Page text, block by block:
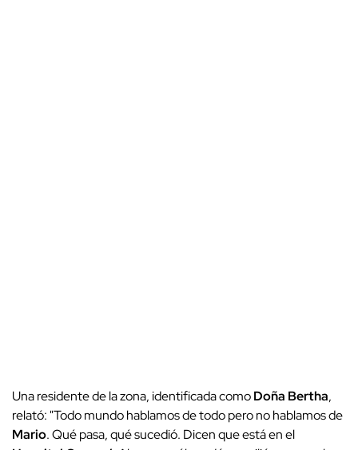
Una residente de la zona, identificada comoDoña Bertha,
relató: "Todo mundo hablamos de todo pero no hablamos de
Mario. Qué pasa, qué sucedió. Dicen que está en el